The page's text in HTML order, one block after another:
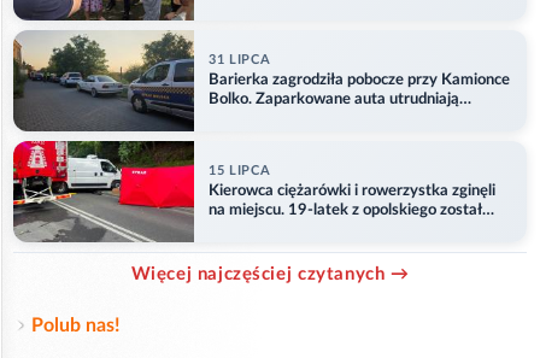
31 LIPCA
Barierka zagrodziła pobocze przy Kamionce
Bolko. Zaparkowane auta utrudniają
15 LIPCA
Kierowca ciężarówki i rowerzystka zginęli
na miejscu. 19-latek z opolskiego został
Więcej najczęściej czytanych →
Polub nas!